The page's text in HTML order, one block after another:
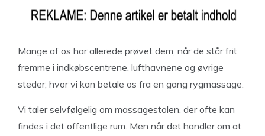
Mange af os har allerede prøvet dem, når de står frit
fremme i indkøbscentrene, lufthavnene og øvrige
steder, hvor vi kan betale os fra en gang rygmassage.
Vi taler selvfølgelig om massagestolen, der ofte kan
findes i det offentlige rum. Men når det handler om at